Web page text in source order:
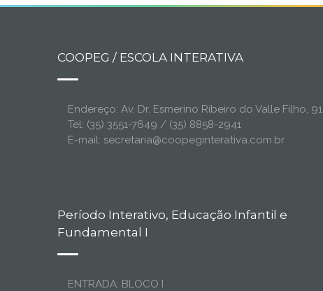
COOPEG / ESCOLA INTERATIVA
Endereço: Av. Dr. Esmerino Ribeiro do Valle Filho,
Tel: (35) 3551-7649 / (35) 8858-2941
E-mail: secretaria@coopeginterativa.com.br
Período Interativo, Educação Infantil e
Fundamental I
ENTRADA: BLOCO I